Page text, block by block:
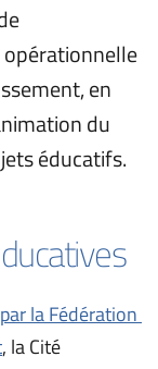
opérationnelle
en
du
éducatifs.
la Fédération
, la Cité